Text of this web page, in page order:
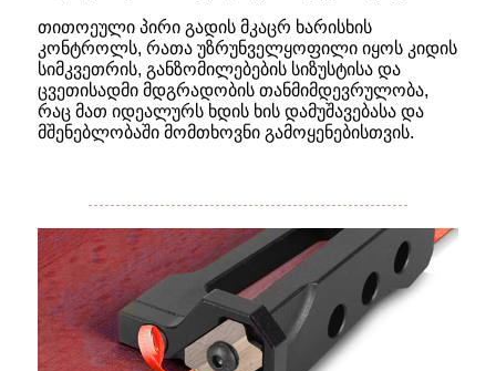
თითოეული პირი გადის მკაცრ ხარისხის
კონტროლს, რათა უზრუნველყოფილი იყოს კიდის
სიმკვეთრის, განზომილებების სიზუსტისა და
ცვეთისადმი მდგრადობის თანმიმდევრულობა,
რაც მათ იდეალურს ხდის ხის დამუშავებასა და
მშენებლობაში მომთხოვნი გამოყენებისთვის.